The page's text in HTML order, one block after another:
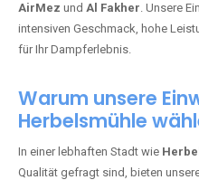
AirMez und Al Fakher. Unsere
intensiven Geschmack, hohe
für Ihr Dampferlebnis.
Warum unsere
Herbelsmühle
In einer lebhaften Stadt wie
Qualität gefragt sind, bieten